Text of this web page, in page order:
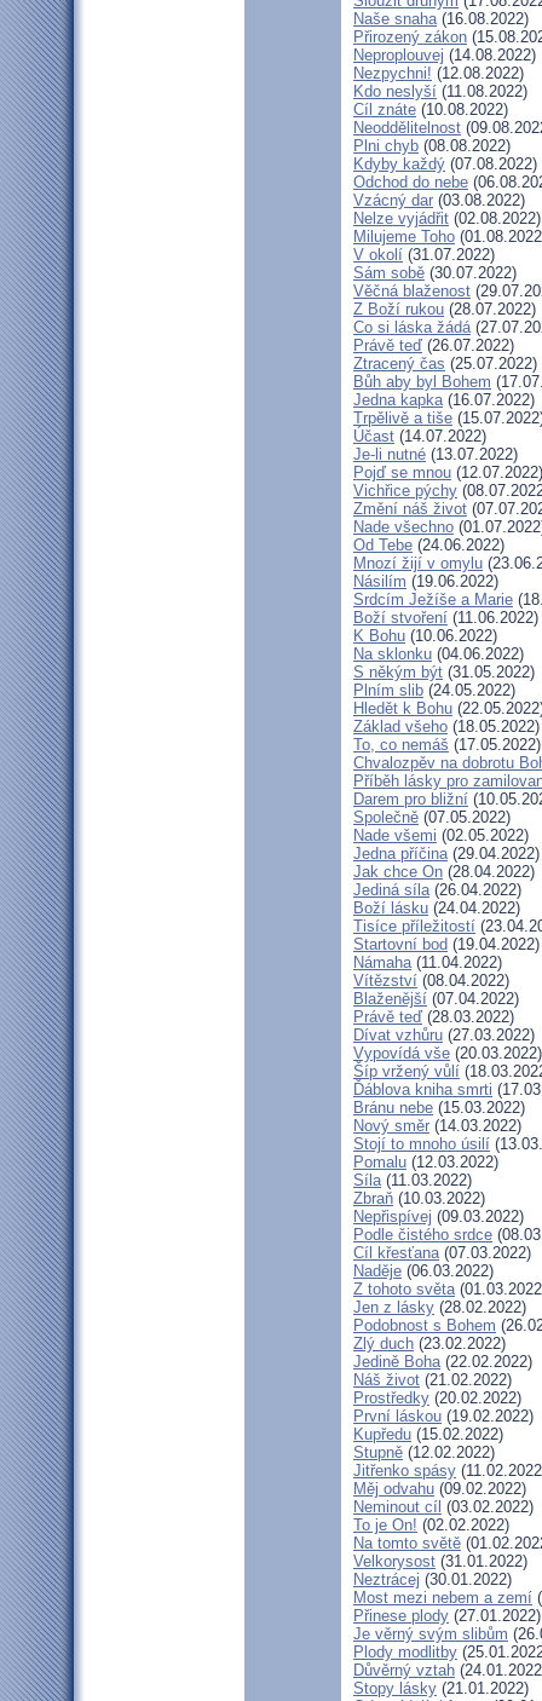
Naše snaha(16.08.2022)
Přirozený zákon
Neproplouvej (14.08.2022)
Nezpychni! (12.08.2022)
Kdo neslyší (11.08.2022)
Cíl znáte (10.08.2022)
Neoddělitelnost
Plni chyb (08.08.2022)
Kdyby každý (07.08.2022)
Odchod do nebe
Vzácný dar (03.08.2022)
Nelze vyjádřit (02.08.2022)
Milujeme Toho
V okolí (31.07.2022)
Sám sobě (30.07.2022)
Věčná blaženost
Z Boží rukou (28.07.2022)
Co si láska žádá
Právě teď (26.07.2022)
Ztracený čas (25.07.2022)
Bůh aby byl Bohem
Jedna kapka(16.07.2022)
Trpělivě a tiše
Účast (14.07.2022)
Je-li nutné (13.07.2022)
Pojď se mnou (12.07.2022)
Vichřice pýchy
Změní náš život
Nade všechno
Od Tebe (24.06.2022)
Mnozí žijí v omylu
Násilím (19.06.2022)
Srdcím Ježíše a Marie
Boží stvoření (11.06.2022)
K Bohu (10.06.2022)
Na sklonku (04.06.2022)
S někým být (31.05.2022)
Plním slib (24.05.2022)
Hledět k Bohu
Základ všeho (18.05.2022)
To, co nemáš (17.05.2022)
Chvalozpěv na dobrotu
Příběh lásky pro
Darem pro bližní
Společně (07.05.2022)
Nade všemi (02.05.2022)
Jedna příčina(29.04.2022)
Jak chce On (28.04.2022)
Jediná síla(26.04.2022)
Boží lásku (24.04.2022)
Tisíce příležitostí
Startovní bod (19.04.2022)
Námaha(11.04.2022)
Vítězství (08.04.2022)
Blaženější (07.04.2022)
Právě teď (28.03.2022)
Dívat vzhůru (27.03.2022)
Vypovídá vše (20.03.2022)
Šíp vržený vůlí
Ďáblova kniha smrti
Bránu nebe (15.03.2022)
Nový směr (14.03.2022)
Stojí to mnoho úsilí
Pomalu (12.03.2022)
Síla(11.03.2022)
Zbraň (10.03.2022)
Nepřispívej (09.03.2022)
Podle čistého srdce
Cíl křesťana(07.03.2022)
Naděje (06.03.2022)
Z tohoto světa
Jen z lásky (28.02.2022)
Podobnost s Bohem
Zlý duch (23.02.2022)
Jedině Boha(22.02.2022)
Náš život (21.02.2022)
Prostředky (20.02.2022)
První láskou (19.02.2022)
Kupředu (15.02.2022)
Stupně (12.02.2022)
Jitřenko spásy
Měj odvahu (09.02.2022)
Neminout cíl (03.02.2022)
To je On! (02.02.2022)
Na tomto světě
Velkorysost (31.01.2022)
Neztrácej (30.01.2022)
Most mezi nebem a zemí
Přinese plody (27.01.2022)
Je věrný svým slibům
Plody modlitby
Důvěrný vztah
Stopy lásky (21.01.2022)